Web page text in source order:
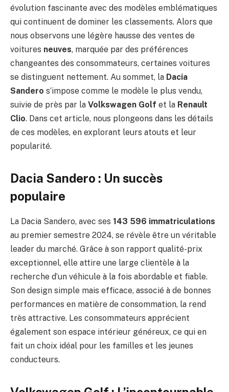
évolution fascinante avec des modèles emblématiques
qui continuent de dominer les classements. Alors que
nous observons une légère hausse des ventes de
voitures neuves, marquée par des préférences
changeantes des consommateurs, certaines voitures
se distinguent nettement. Au sommet, la Dacia
Sandero s’impose comme le modèle le plus vendu,
suivie de près par la Volkswagen Golf et la Renault
Clio. Dans cet article, nous plongeons dans les détails
de ces modèles, en explorant leurs atouts et leur
popularité.
Dacia Sandero : Un succès
populaire
La Dacia Sandero, avec ses 143 596 immatriculations
au premier semestre 2024, se révèle être un véritable
leader du marché. Grâce à son rapport qualité-prix
exceptionnel, elle attire une large clientèle à la
recherche d’un véhicule à la fois abordable et fiable.
Son design simple mais efficace, associé à de bonnes
performances en matière de consommation, la rend
très attractive. Les consommateurs apprécient
également son espace intérieur généreux, ce qui en
fait un choix idéal pour les familles et les jeunes
conducteurs.